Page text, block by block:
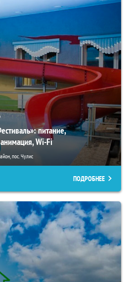
питание,
Wi-Fi
пос. Чулис
ПОДРОБНЕЕ